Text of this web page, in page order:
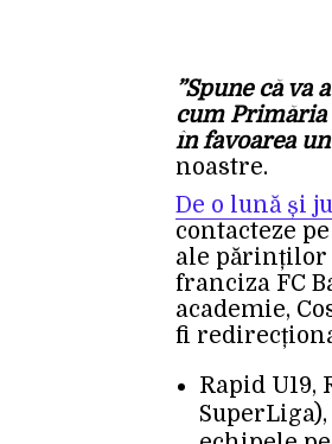
”Spune că va
cum Primăria
în favoarea
noastre.
De o lună și
contacteze
ale părinților
franciza FC
academie,
fi
Rapid U19,